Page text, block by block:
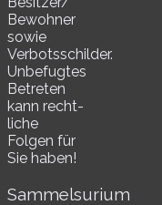
Bewohner
sowie
Verbotsschilder.
Unbefugtes
Betreten
kann recht­
li­che
Folgen für
Sie haben!
Sammelsurium